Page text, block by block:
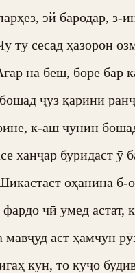
эй бародар, з-
ту сесад ҳазорон
на беш, боре бар
ҷуз қарини
к-аш чунин
ханҷар буридаст ӯ
оҳанина б-
фардо чӣ умед астат,
мавҷуд аст ҳамчун
кун, то куҷо